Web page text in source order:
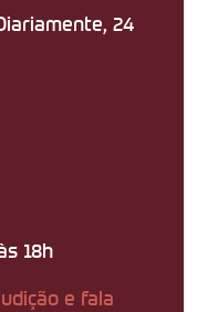
24
18h
e fala